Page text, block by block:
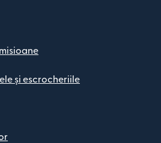
și escrocheriile